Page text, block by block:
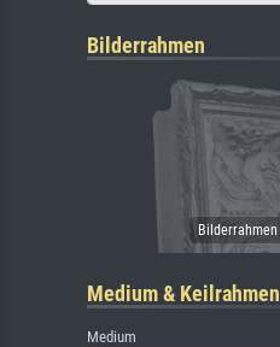
Bilderrahmen
Medium & Keilrahmen
Medium